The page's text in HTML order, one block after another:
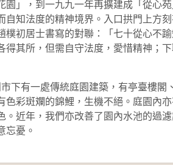
」，到一九九一年再擴建成「從心
知法度的精神境界。入口拱門上方
初居士書寫的對聯：「七十從心不
其所，但需自守法度，愛惜精神；
有一處傳統庭園建築，有亭臺樓閣
彩斑斕的錦鯉，生機不絕。庭園內
近年，我們亦改善了園內水池的過
忘憂。